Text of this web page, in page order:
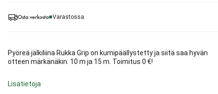
Osta verkosta Varastossa
Pyöreä jälkiliina Rukka Grip on kumipäällystetty ja siitä saa hyvän
otteen märkänäkin. 10 m ja 15 m. Toimitus 0 €!
Lisätietoja